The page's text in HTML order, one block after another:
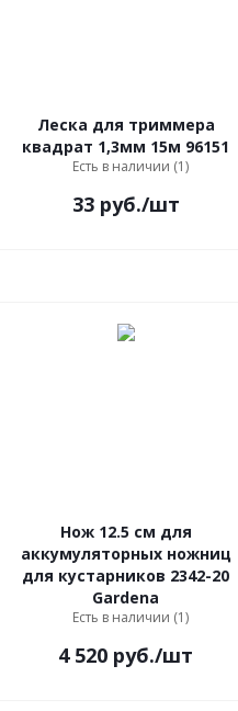
Леска для триммера
квадрат 1,3мм 15м 96151
Есть в наличии (1)
33руб./шт
Нож 12.5 см для
аккумуляторных ножниц
для кустарников 2342-20
Gardena
Есть в наличии (1)
4 520 руб./шт